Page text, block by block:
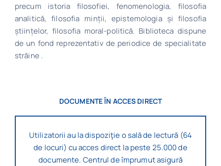
precum istoria filosofiei, fenomenologia, filosofia
analitică, filosofia minţii, epistemologia şi filosofia
ştiinţelor, filosofia moral-politică. Biblioteca dispune
de un fond reprezentativ de periodice de specialitate
străine .
DOCUMENTE ÎN ACCES DIRECT
Utilizatorii au la dispoziţie o sală de lectură (64
de locuri) cu acces direct la peste 25.000 de
documente. Centrul de împrumut asigură